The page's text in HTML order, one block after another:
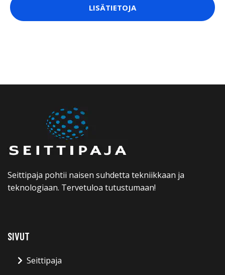
LISÄTIETOJA
Seittipaja pohtii naisen suhdetta tekniikkaan ja
teknologiaan. Tervetuloa tutustumaan!
SIVUT
Seittipaja